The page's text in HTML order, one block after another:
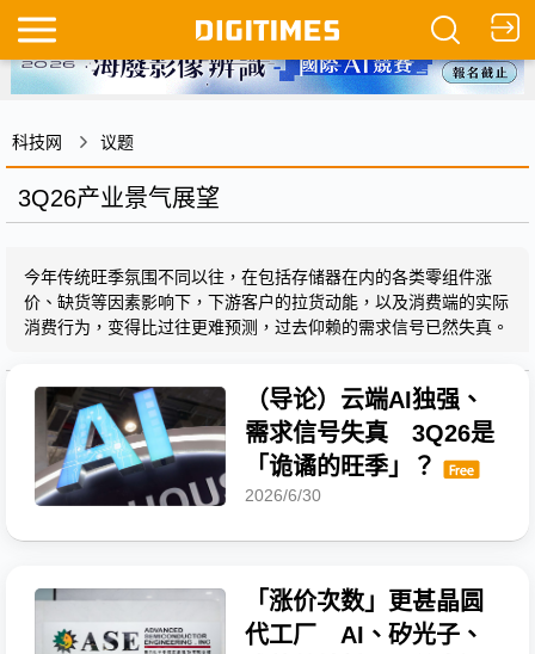
科技网 议题
3Q26产业景气展望
今年传统旺季氛围不同以往，在包括存储器在内的各类零组件涨
价、缺货等因素影响下，下游客户的拉货动能，以及消费端的实际
消费行为，变得比过往更难预测，过去仰赖的需求信号已然失真。
（导论）云端AI独强、
需求信号失真 3Q26是
「诡谲的旺季」？
2026/6/30
「涨价次数」更甚晶圆
代工厂 AI、矽光子、